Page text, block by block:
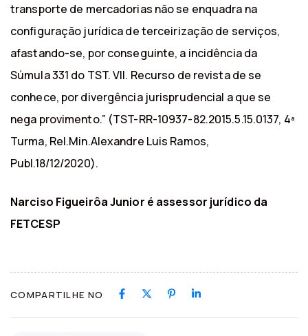
transporte de mercadorias não se enquadra na
configuração jurídica de terceirização de serviços,
afastando-se, por conseguinte, a incidência da
Súmula 331 do TST. VII. Recurso de revista de se
conhece, por divergência jurisprudencial a que se
nega provimento.” (TST-RR-10937-82.2015.5.15.0137, 4ª
Turma, Rel.Min.Alexandre Luis Ramos,
Publ.18/12/2020).
Narciso Figueirôa Junior é assessor jurídico da
FETCESP
COMPARTILHE NO